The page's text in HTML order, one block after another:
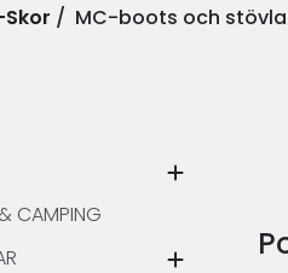
/ MC-boots och
CAMPING